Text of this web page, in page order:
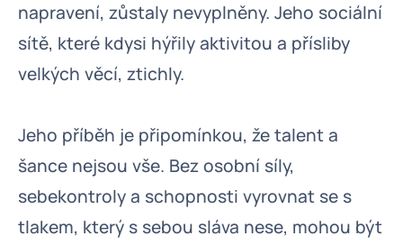
napravení, zůstaly nevyplněny. Jeho sociální
sítě, které kdysi hýřily aktivitou a přísliby
velkých věcí, ztichly.
Jeho příběh je připomínkou, že talent a
šance nejsou vše. Bez osobní síly,
sebekontroly a schopnosti vyrovnat se s
tlakem, který s sebou sláva nese, mohou být